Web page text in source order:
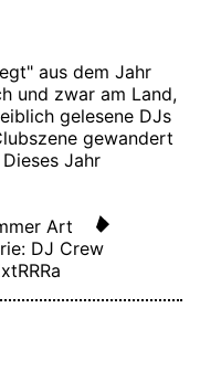
aus dem Jahr
und zwar am Land,
gelesene DJs
gewandert
Jahr
Art
DJ Crew